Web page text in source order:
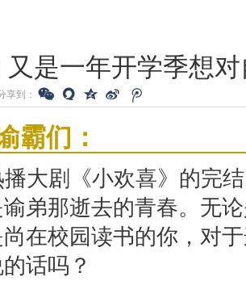
是一年开学季想
享到：
霸们：
大剧《小欢喜》的完
弟那逝去的青春。无
在校园读书的你，对
话吗？